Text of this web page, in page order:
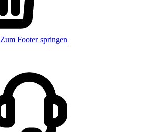
Zum Footer springen